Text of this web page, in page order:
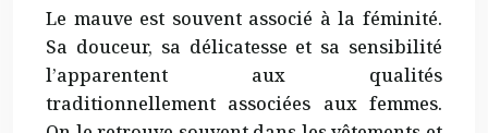
Le mauve est souvent associé à la féminité.
Sa douceur, sa délicatesse et sa sensibilité
l’apparentent aux qualités
traditionnellement associées aux femmes.